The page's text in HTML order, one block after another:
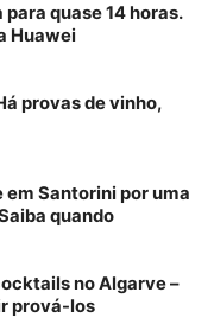
quase 14 horas.
Huawei
provas de vinho,
Santorini por uma
quando
no Algarve –
prová-los